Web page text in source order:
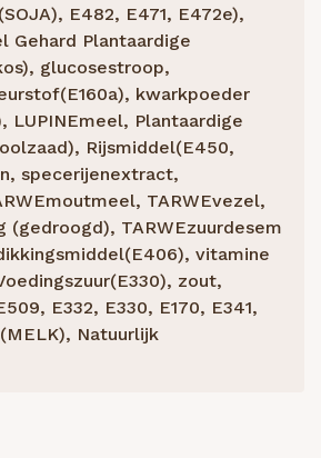
E482, E471, E472e),
Gehard Plantaardige
glucosestroop,
kwarkpoeder
LUPINEmeel, Plantaardige
Rijsmiddel(E450,
specerijenextract,
TARWEvezel,
(gedroogd), TARWEzuurdesem
vitamine
zout,
E332, E330, E170, E341,
Natuurlijk